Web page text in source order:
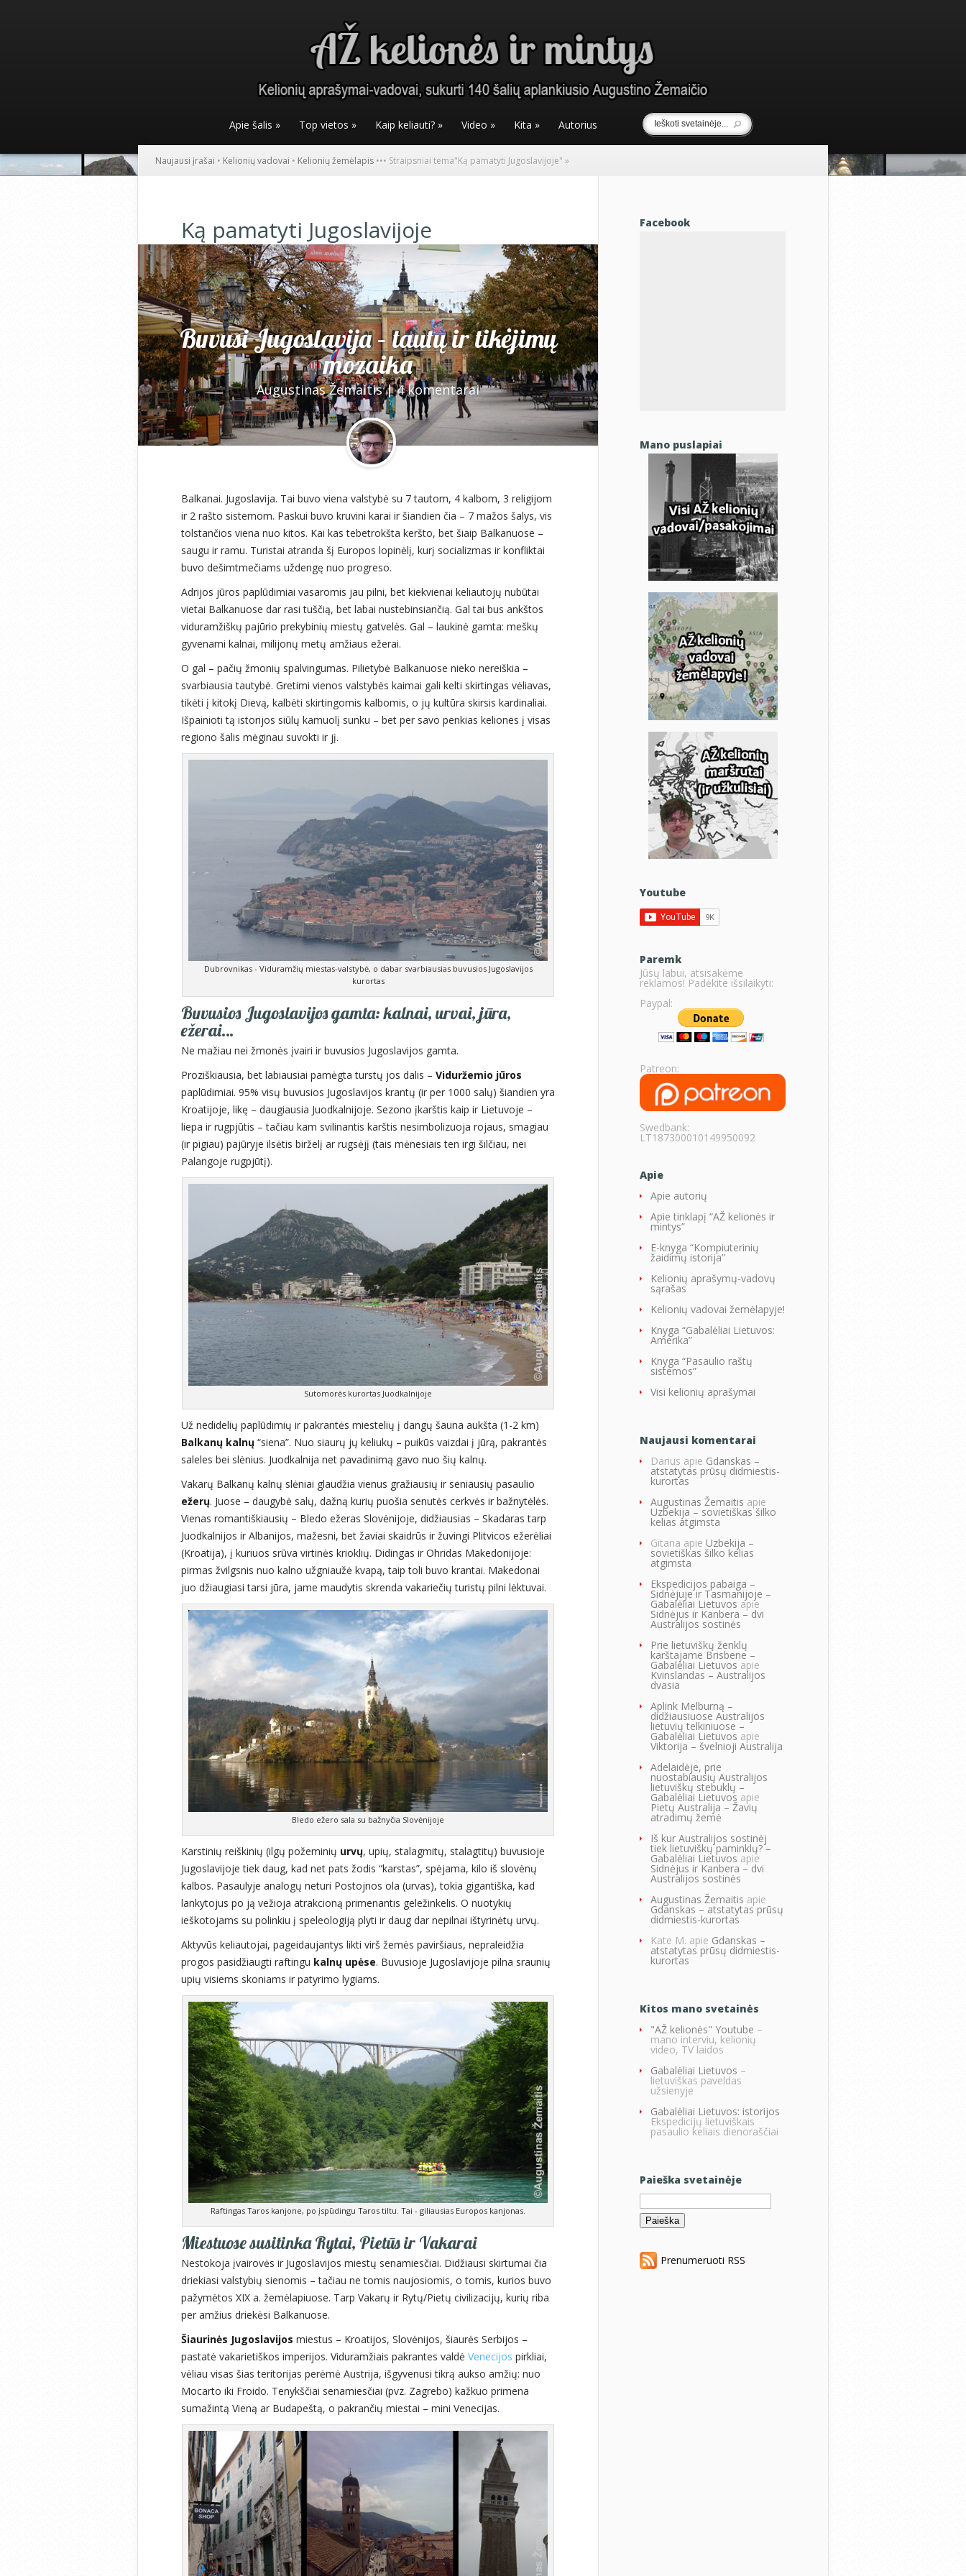
Apie šalis » Top vietos » Kaip keliauti? » Video » Kita » Autorius
Naujausi įrašai • Kelionių vadovai • Kelionių žemėlapis ••• Straipsniai tema"Ką pamatyti Jugoslavijoje" »
Ką pamatyti Jugoslavijoje
Buvusi Jugoslavija – tautų ir tikėjimų
mozaika
Augustinas Žemaitis|4 komentarai
Balkanai. Jugoslavija. Tai buvo viena valstybė su 7 tautom, 4 kalbom, 3 religijom
ir 2 rašto sistemom. Paskui buvo kruvini karai ir šiandien čia – 7 mažos šalys, vis
tolstančios viena nuo kitos. Kai kas tebetrokšta keršto, bet šiaip Balkanuose –
saugu ir ramu. Turistai atranda šį Europos lopinėlį, kurį socializmas ir konfliktai
buvo dešimtmečiams uždengę nuo progreso.
Adrijos jūros paplūdimiai vasaromis jau pilni, bet kiekvienai keliautojų nubūtai
vietai Balkanuose dar rasi tuščią, bet labai nustebinsiančią. Gal tai bus ankštos
viduramžiškų pajūrio prekybinių miestų gatvelės. Gal – laukinė gamta: meškų
gyvenami kalnai, milijonų metų amžiaus ežerai.
O gal – pačių žmonių spalvingumas. Pilietybė Balkanuose nieko nereiškia –
svarbiausia tautybė. Gretimi vienos valstybės kaimai gali kelti skirtingas vėliavas,
tikėti į kitokį Dievą, kalbėti skirtingomis kalbomis, o jų kultūra skirsis kardinaliai.
Išpainioti tą istorijos siūlų kamuolį sunku – bet per savo penkias keliones į visas
regiono šalis mėginau suvokti ir jį.
Dubrovnikas - Viduramžių miestas-valstybė, o dabar svarbiausias buvusios Jugoslavijos
kurortas
Buvusios Jugoslavijos gamta: kalnai, urvai, jūra,
ežerai…
Ne mažiau nei žmonės įvairi ir buvusios Jugoslavijos gamta.
Proziškiausia, bet labiausiai pamėgta turstų jos dalis – Viduržemio jūros
paplūdimiai. 95% visų buvusios Jugoslavijos krantų (ir per 1000 salų) šiandien yra
Kroatijoje, likę – daugiausia Juodkalnijoje. Sezono įkarštis kaip ir Lietuvoje –
liepa ir rugpjūtis – tačiau kam svilinantis karštis nesimbolizuoja rojaus, smagiau
(ir pigiau) pajūryje ilsėtis birželį ar rugsėjį (tais mėnesiais ten irgi šilčiau, nei
Palangoje rugpjūtį).
Sutomorės kurortas Juodkalnijoje
Už nedidelių paplūdimių ir pakrantės miestelių į dangų šauna aukšta (1-2 km)
Balkanų kalnų “siena”. Nuo siaurų jų keliukų – puikūs vaizdai į jūrą, pakrantės
saleles bei slėnius. Juodkalnija net pavadinimą gavo nuo šių kalnų.
Vakarų Balkanų kalnų slėniai glaudžia vienus gražiausių ir seniausių pasaulio
ežerų. Juose – daugybė salų, dažną kurių puošia senutės cerkvės ir bažnytėlės.
Vienas romantiškiausių – Bledo ežeras Slovėnijoje, didžiausias – Skadaras tarp
Juodkalnijos ir Albanijos, mažesni, bet žaviai skaidrūs ir žuvingi Plitvicos ežerėliai
(Kroatija), į kuriuos srūva virtinės krioklių. Didingas ir Ohridas Makedonijoje:
pirmas žvilgsnis nuo kalno užgniaužė kvapą, taip toli buvo krantai. Makedonai
juo džiaugiasi tarsi jūra, jame maudytis skrenda vakariečių turistų pilni lėktuvai.
Bledo ežero sala su bažnyčia Slovėnijoje
Karstinių reiškinių (ilgų požeminių urvų, upių, stalagmitų, stalagtitų) buvusioje
Jugoslavijoje tiek daug, kad net pats žodis “karstas”, spėjama, kilo iš slovėnų
kalbos. Pasaulyje analogų neturi Postojnos ola (urvas), tokia gigantiška, kad
lankytojus po ją vežioja atrakcioną primenantis geležinkelis. O nuotykių
ieškotojams su polinkiu į speleologiją plyti ir daug dar nepilnai ištyrinėtų urvų.
Aktyvūs keliautojai, pageidaujantys likti virš žemės paviršiaus, nepraleidžia
progos pasidžiaugti raftingu kalnų upėse. Buvusioje Jugoslavijoje pilna sraunių
upių visiems skoniams ir patyrimo lygiams.
Raftingas Taros kanjone, po įspūdingu Taros tiltu. Tai - giliausias Europos kanjonas.
Miestuose susitinka Rytai, Pietūs ir Vakarai
Nestokoja įvairovės ir Jugoslavijos miestų senamiesčiai. Didžiausi skirtumai čia
driekiasi valstybių sienomis – tačiau ne tomis naujosiomis, o tomis, kurios buvo
pažymėtos XIX a. žemėlapiuose. Tarp Vakarų ir Rytų/Pietų civilizacijų, kurių riba
per amžius driekėsi Balkanuose.
Šiaurinės Jugoslavijos miestus – Kroatijos, Slovėnijos, šiaurės Serbijos –
pastatė vakarietiškos imperijos. Viduramžiais pakrantes valdė Venecijos pirkliai,
vėliau visas šias teritorijas perėmė Austrija, išgyvenusi tikrą aukso amžių: nuo
Mocarto iki Froido. Tenykščiai senamiesčiai (pvz. Zagrebo) kažkuo primena
sumažintą Vieną ar Budapeštą, o pakrančių miestai – mini Venecijas.
Facebook
Mano puslapiai
Youtube
Paremk
Jūsų labui, atsisakėme
reklamos! Padėkite išsilaikyti:
Paypal:
Patreon:
Swedbank:
LT187300010149950092
Apie
Apie autorių
Apie tinklapį “AŽ kelionės ir
mintys”
E-knyga “Kompiuterinių
žaidimų istorija”
Kelionių aprašymų-vadovų
sąrašas
Kelionių vadovai žemėlapyje!
Knyga “Gabalėliai Lietuvos:
Amerika”
Knyga “Pasaulio raštų
sistemos”
Visi kelionių aprašymai
Naujausi komentarai
Darius apie Gdanskas –
atstatytas prūsų didmiestis-
kurortas
Augustinas Žemaitis apie
Uzbekija – sovietiškas šilko
kelias atgimsta
Gitana apie Uzbekija –
sovietiškas šilko kelias
atgimsta
Ekspedicijos pabaiga –
Sidnėjuje ir Tasmanijoje –
Gabalėliai Lietuvos apie
Sidnėjus ir Kanbera – dvi
Australijos sostinės
Prie lietuviškų ženklų
karštajame Brisbene –
Gabalėliai Lietuvos apie
Kvinslandas – Australijos
dvasia
Aplink Melburną –
didžiausiuose Australijos
lietuvių telkiniuose –
Gabalėliai Lietuvos apie
Viktorija – švelnioji Australija
Adelaidėje, prie
nuostabiausių Australijos
lietuviškų stebuklų –
Gabalėliai Lietuvos apie
Pietų Australija – Žavių
atradimų žemė
Iš kur Australijos sostinėj
tiek lietuviškų paminklų? –
Gabalėliai Lietuvos apie
Sidnėjus ir Kanbera – dvi
Australijos sostinės
Augustinas Žemaitis apie
Gdanskas – atstatytas prūsų
didmiestis-kurortas
Kate M. apie Gdanskas –
atstatytas prūsų didmiestis-
kurortas
Kitos mano svetainės
"AŽ kelionės" Youtube –
mano interviu, kelionių
video, TV laidos
Gabalėliai Lietuvos –
lietuviškas paveldas
užsienyje
Gabalėliai Lietuvos: istorijos
Ekspedicijų lietuviškais
pasaulio keliais dienoraščiai
Paieška svetainėje
Ieškoti:
Prenumeruoti RSS